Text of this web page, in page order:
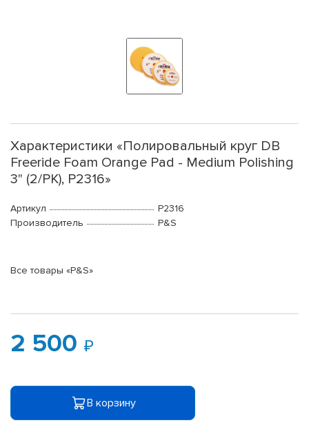
Характеристики «Полировальный круг DB
Freeride Foam Orange Pad - Medium Polishing
3" (2/PK), P2316»
Артикул
P2316
Производитель
P&S
Все товары «P&S»
2 500
В корзину